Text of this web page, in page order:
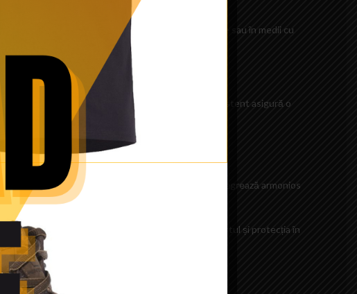
protejarea feței și gâtului în condiții de vreme rece sau în medii cu
condiții meteo nefavorabile. Materialul său rezistent asigură o
potrivire perfectă.
tactica. Designul său simplu și elegant se integrează armonios
trekking-ul sau schiul. Asigură-ți confortul și protecția în